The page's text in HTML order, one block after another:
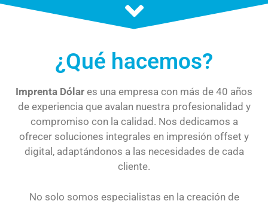
¿Qué hacemos?
Imprenta Dólar es una empresa con más de 40 años
de experiencia que avalan nuestra profesionalidad y
compromiso con la calidad. Nos dedicamos a
ofrecer soluciones integrales en impresión offset y
digital, adaptándonos a las necesidades de cada
cliente.
No solo somos especialistas en la creación de